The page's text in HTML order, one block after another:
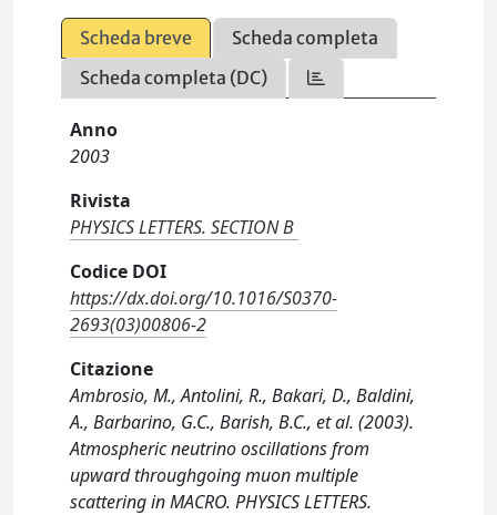
Scheda breve
Scheda completa
Scheda completa (DC)
Anno
2003
Rivista
PHYSICS LETTERS. SECTION B
Codice DOI
https://dx.doi.org/10.1016/S0370-
2693(03)00806-2
Citazione
Ambrosio, M., Antolini, R., Bakari, D., Baldini,
A., Barbarino, G.C., Barish, B.C., et al. (2003).
Atmospheric neutrino oscillations from
upward throughgoing muon multiple
scattering in MACRO. PHYSICS LETTERS.